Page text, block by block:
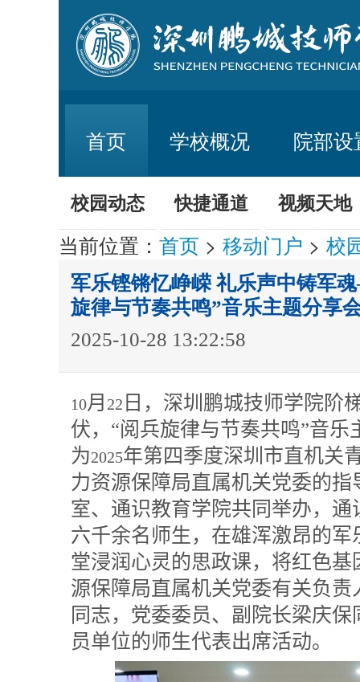
首页 学校概况 院部设
校园动态 快捷通道 视频天地
当前位置： 首页 > 移动门户 > 校
军乐铿锵忆峥嵘 礼乐声中铸军
旋律与节奏共鸣”音乐主题分享
2025-10-28 13:22:58
10月 22 日，深圳鹏城技师学院阶
伏，“阅兵旋律与节奏共鸣”音
为2025年第四季度深圳市直机关
力资源保障局直属机关党委的
室、通识教育学院共同举办，
六千余名师生，在雄浑激昂的
堂浸润心灵的思政课，将红色
源保障局直属机关党委有关负
同志，党委委员、副院长梁庆
员单位的师生代表出席活动。